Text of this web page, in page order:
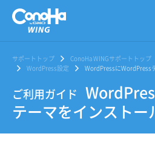
サポートトップ ConoHa WINGサポートトップ
WordPress設定
WordPressにWordPress
ご利用ガイド
テーマをインストー